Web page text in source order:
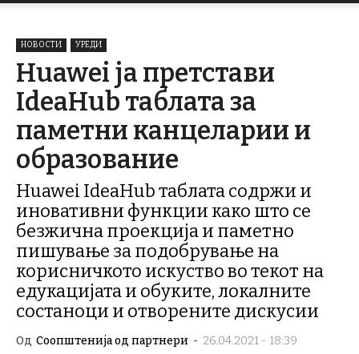
НОВОСТИ УРЕДИ
Huawei ја претстави
IdeaHub таблата за
паметни канцеларии и
образование
Huawei IdeaHub таблата содржи и
иновативни функции како што се
безжична проекција и паметно
пишување за подобрување на
корисничкото искуство во текот на
едукацијата и обуките, локалните
состаноци и отворените дискусии
Од Соопштенија од партнери - 26.04.2021 - 18:39